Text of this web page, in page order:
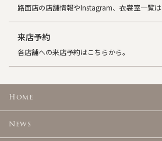
路面店の店舗情報やInstagram、衣裳室一覧は
来店予約
各店舗への来店予約はこちらから。
Home
News